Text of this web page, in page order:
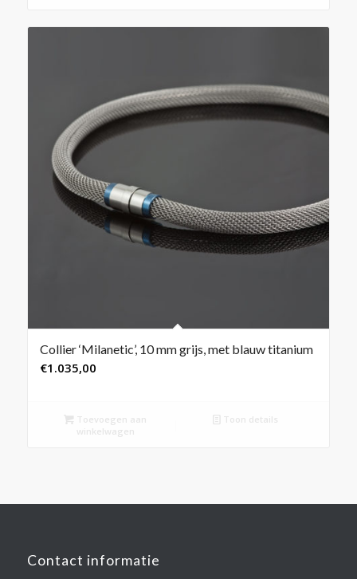
Collier ‘Milanetic’, 10 mm grijs, met blauw titanium
€1.035,00
Toevoegen aan
winkelwagen
Toon details
Contact informatie